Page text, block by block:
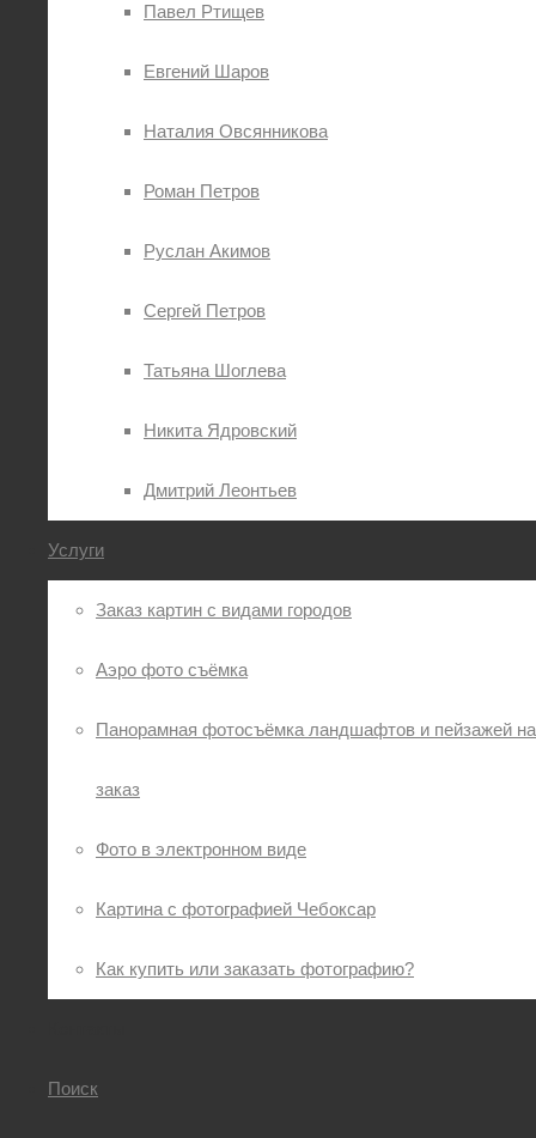
Павел Ртищев
Евгений Шаров
Наталия Овсянникова
Роман Петров
Руслан Акимов
Сергей Петров
Татьяна Шоглева
Никита Ядровский
Дмитрий Леонтьев
Услуги
Заказ картин с видами городов
Аэро фото съёмка
Панорамная фотосъёмка ландшафтов и пейзажей на
заказ
Фото в электронном виде
Картина с фотографией Чебоксар
Как купить или заказать фотографию?
Поиск